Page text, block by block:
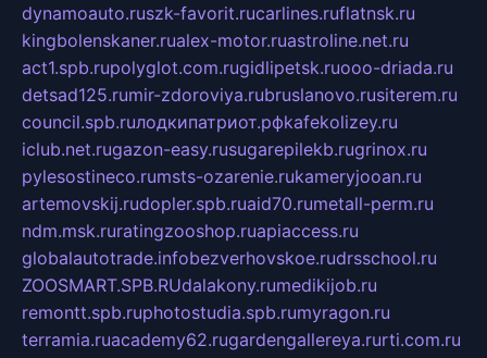
dynamoauto.ruszk-favorit.rucarlines.ruflatnsk.ru
kingbolenskaner.rualex-motor.ruastroline.net.ru
act1.spb.rupolyglot.com.rugidlipetsk.ruooo-driada.ru
detsad125.rumir-zdoroviya.rubruslanovo.rusiterem.ru
council.spb.ruлодкипатриот.рфkafekolizey.ru
iclub.net.rugazon-easy.rusugarepilekb.rugrinox.ru
pylesostineco.rumsts-ozarenie.rukameryjooan.ru
artemovskij.rudopler.spb.ruaid70.rumetall-perm.ru
ndm.msk.ruratingzooshop.ruapiaccess.ru
globalautotrade.infobezverhovskoe.rudrsschool.ru
ZOOSMART.SPB.RUdalakony.rumedikijob.ru
remontt.spb.ruphotostudia.spb.rumyragon.ru
terramia.ruacademy62.rugardengallereya.rurti.com.ru